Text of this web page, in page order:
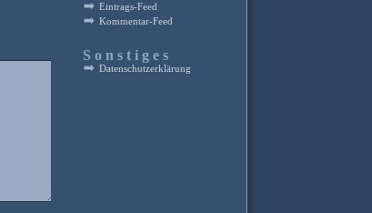
Eintrags-Feed
Kommentar-Feed
Sonstiges
Datenschutzerklärung